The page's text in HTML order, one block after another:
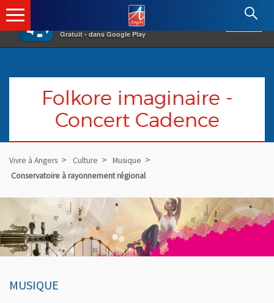
×
Gratuit - dans Google Play
Angers.fr : Retour à l'accueil
Folkore imaginaire -
Concert Cadence
Vivre à Angers Culture
Musique
Conservatoire à rayonnement régional
MUSIQUE